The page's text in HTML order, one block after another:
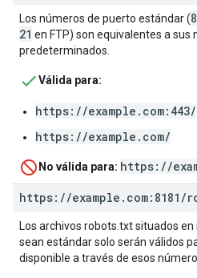
Los números de puerto estándar (
21 en FTP) son equivalentes a sus
predeterminados.
Válida para:
https://example.com:443/
https://example.com/
No válida para: https://
https: //example . com:8181 /
Los archivos robots.txt situados
sean estándar solo serán válidos
disponible a través de esos